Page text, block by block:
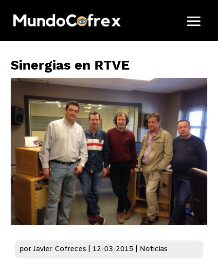
Sinergias en RTVE
porJavier Cofreces 12-03-2015 Noticias